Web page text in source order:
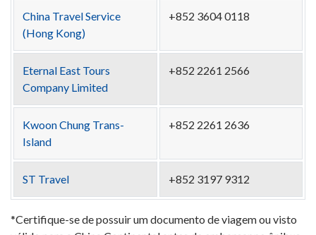
China Travel Service
(Hong Kong)
+852 3604 0118
Eternal East Tours
Company Limited
+852 2261 2566
Kwoon Chung Trans-
Island
+852 2261 2636
ST Travel +852 3197 9312
*Certifique-se de possuir um documento de viagem ou visto